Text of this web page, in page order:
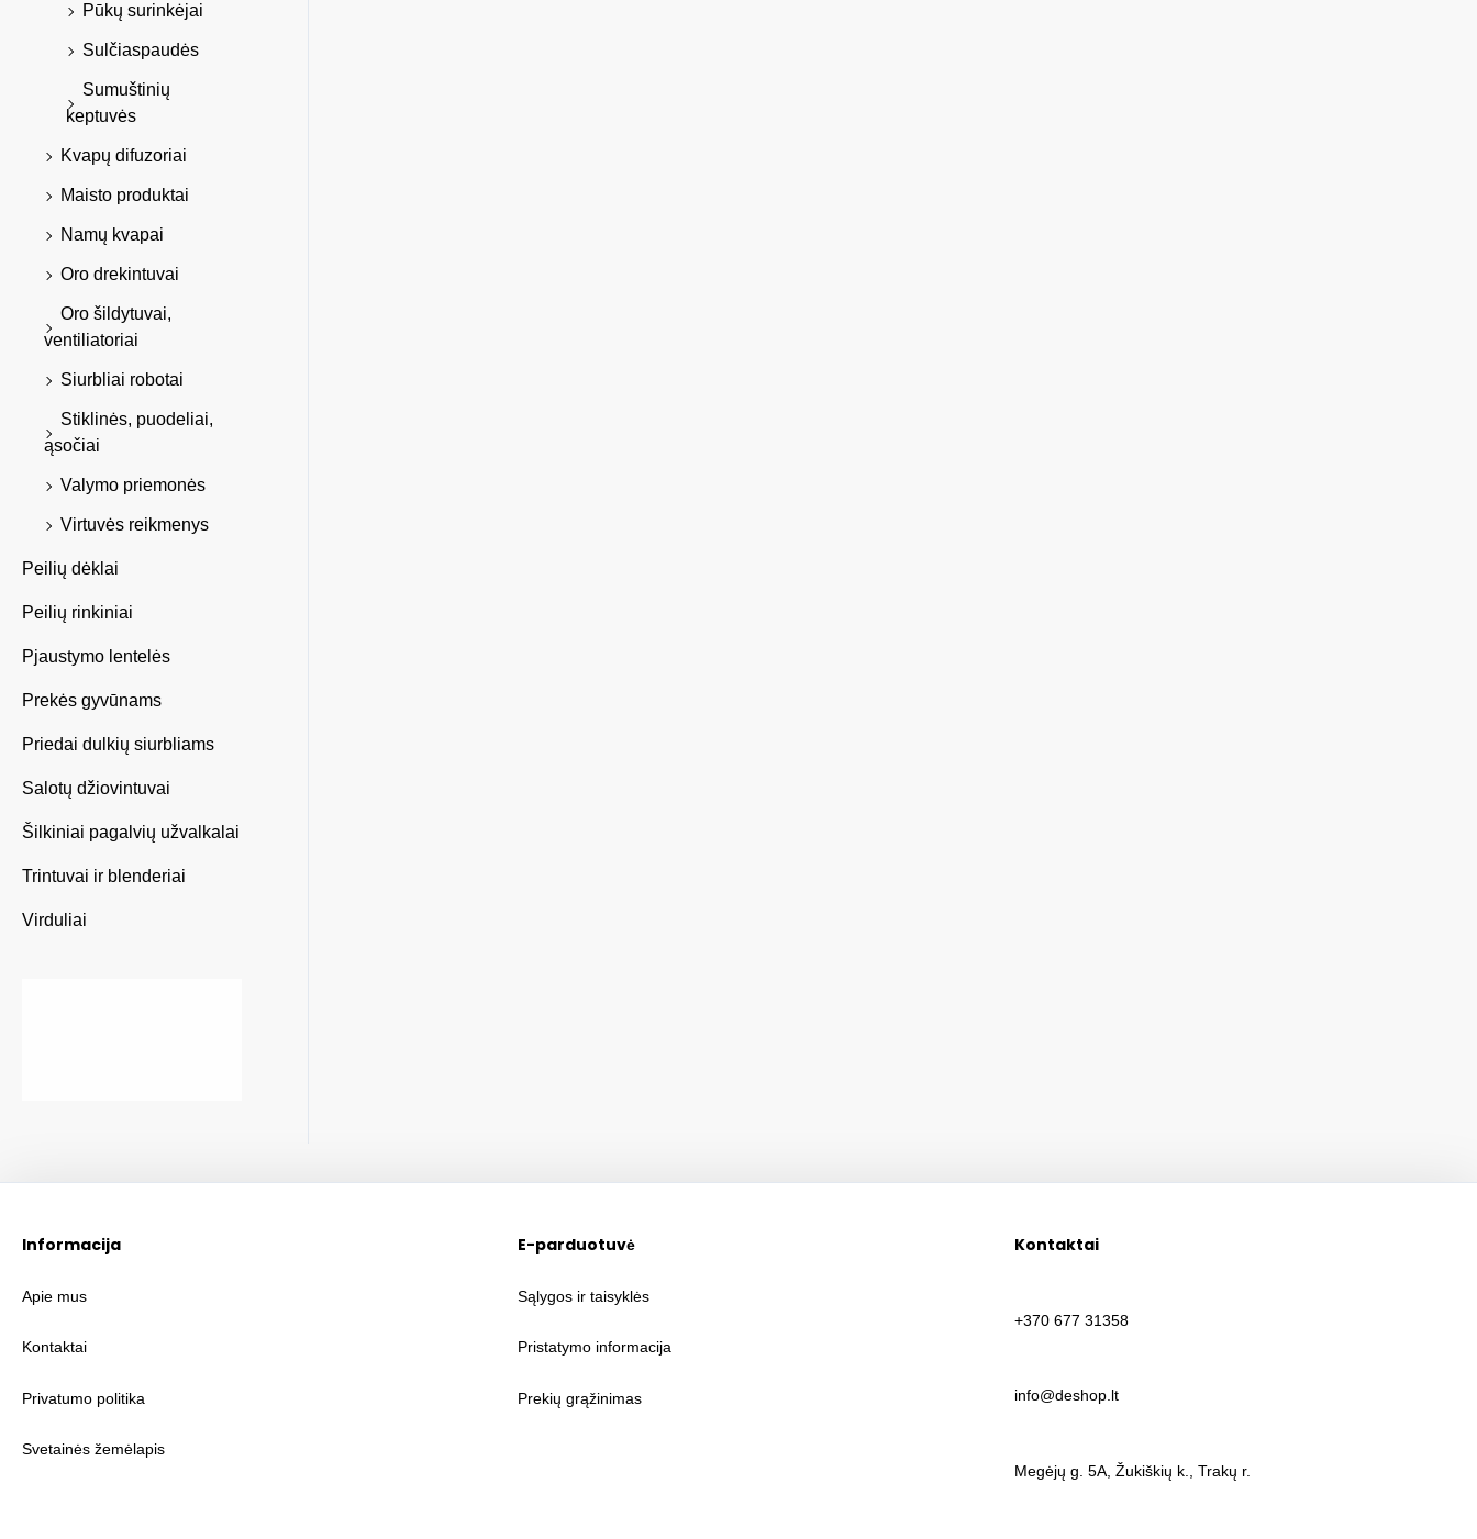
Pūkų surinkėjai
Sulčiaspaudės
Sumuštinių
keptuvės
Kvapų difuzoriai
Maisto produktai
Namų kvapai
Oro drekintuvai
Oro šildytuvai,
ventiliatoriai
Siurbliai robotai
Stiklinės, puodeliai,
ąsočiai
Valymo priemonės
Virtuvės reikmenys
Peilių dėklai
Peilių rinkiniai
Pjaustymo lentelės
Prekės gyvūnams
Priedai dulkių siurbliams
Salotų džiovintuvai
Šilkiniai pagalvių užvalkalai
Trintuvai ir blenderiai
Virduliai
Informacija
Apie mus
Kontaktai
Privatumo politika
Svetainės žemėlapis
E-parduotuvė
Sąlygos ir taisyklės
Pristatymo informacija
Prekių grąžinimas
Kontaktai
+370 677 31358
info@deshop.lt
Megėjų g. 5A, Žukiškių k., Trakų r.